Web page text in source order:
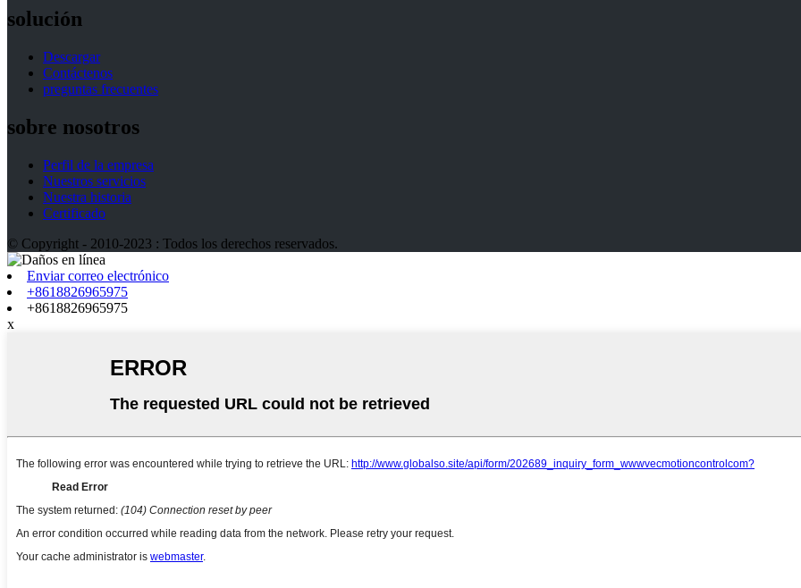
solución
Descargar
Contáctenos
preguntas frecuentes
sobre nosotros
Perfil de la empresa
Nuestros servicios
Nuestra historia
Certificado
© Copyright - 2010-2023 : Todos los derechos reservados.
Enviar correo electrónico
+8618826965975
+8618826965975
x